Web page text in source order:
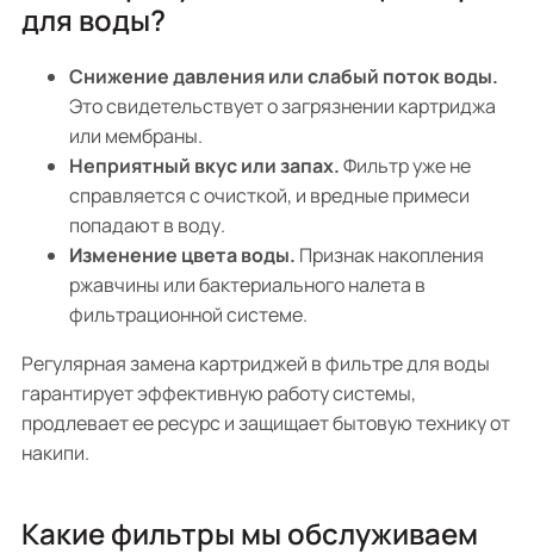
для воды?
Снижение давления или слабый поток воды.
Это свидетельствует о загрязнении картриджа
или мембраны.
Неприятный вкус или запах.Фильтр уже не
справляется с очисткой, и вредные примеси
попадают в воду.
Изменение цвета воды. Признак накопления
ржавчины или бактериального налета в
фильтрационной системе.
Регулярная замена картриджей в фильтре для воды
гарантирует эффективную работу системы,
продлевает ее ресурс и защищает бытовую технику от
накипи.
Какие фильтры мы обслуживаем